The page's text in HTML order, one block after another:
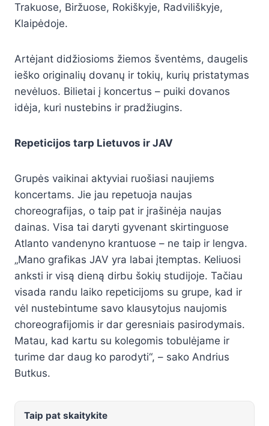
Trakuose, Biržuose, Rokiškyje, Radviliškyje,
Klaipėdoje.
Artėjant didžiosioms žiemos šventėms, daugelis
ieško originalių dovanų ir tokių, kurių pristatymas
nevėluos. Bilietai į koncertus – puiki dovanos
idėja, kuri nustebins ir pradžiugins.
Repeticijos tarp Lietuvos ir JAV
Grupės vaikinai aktyviai ruošiasi naujiems
koncertams. Jie jau repetuoja naujas
choreografijas, o taip pat ir įrašinėja naujas
dainas. Visa tai daryti gyvenant skirtinguose
Atlanto vandenyno krantuose – ne taip ir lengva.
„Mano grafikas JAV yra labai įtemptas. Keliuosi
anksti ir visą dieną dirbu šokių studijoje. Tačiau
visada randu laiko repeticijoms su grupe, kad ir
vėl nustebintume savo klausytojus naujomis
choreografijomis ir dar geresniais pasirodymais.
Matau, kad kartu su kolegomis tobulėjame ir
turime dar daug ko parodyti“, – sako Andrius
Butkus.
Taip pat skaitykite